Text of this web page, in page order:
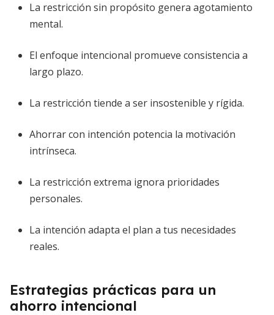
La restricción sin propósito genera agotamiento
mental.
El enfoque intencional promueve consistencia a
largo plazo.
La restricción tiende a ser insostenible y rígida.
Ahorrar con intención potencia la motivación
intrínseca.
La restricción extrema ignora prioridades
personales.
La intención adapta el plan a tus necesidades
reales.
Estrategias prácticas para un
ahorro intencional